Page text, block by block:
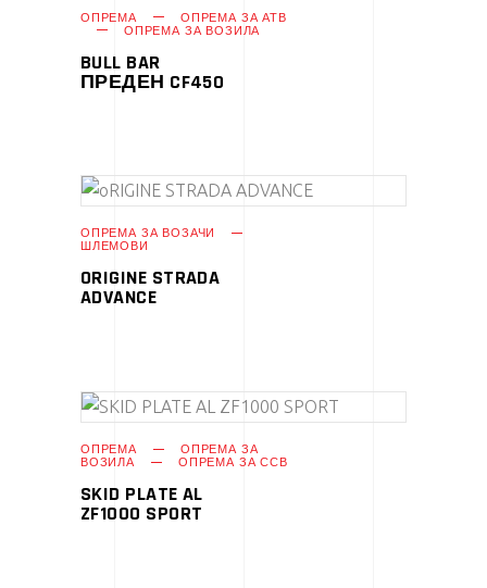
ПРОЧИТАЈ ПОВЕЌЕ
ОПРЕМА ОПРЕМА ЗА АТВ
ОПРЕМА ЗА ВОЗИЛА
BULL BAR
ПРЕДЕН CF450
ПРОЧИТАЈ ПОВЕЌЕ
ОПРЕМА ЗА ВОЗАЧИ
ШЛЕМОВИ
ORIGINE STRADA
ADVANCE
ПРОЧИТАЈ ПОВЕЌЕ
ОПРЕМА ОПРЕМА ЗА
ВОЗИЛА ОПРЕМА ЗА ССВ
SKID PLATE AL
ZF1000 SPORT